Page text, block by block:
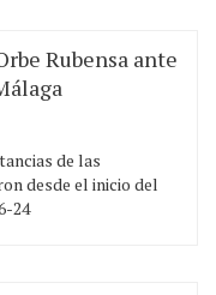
Rubensa ante
de las
desde el inicio del
24